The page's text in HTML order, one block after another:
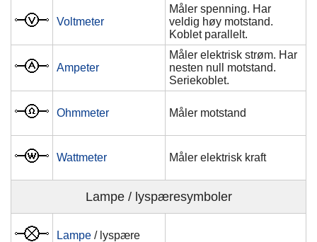
Voltmeter
Måler spenning. Har
veldig høy motstand.
Koblet parallelt.
Ampeter
Måler elektrisk strøm. Har
nesten null motstand.
Seriekoblet.
Ohmmeter Måler motstand
Wattmeter Måler elektrisk kraft
Lampe / lyspæresymboler
Lampe / lyspære